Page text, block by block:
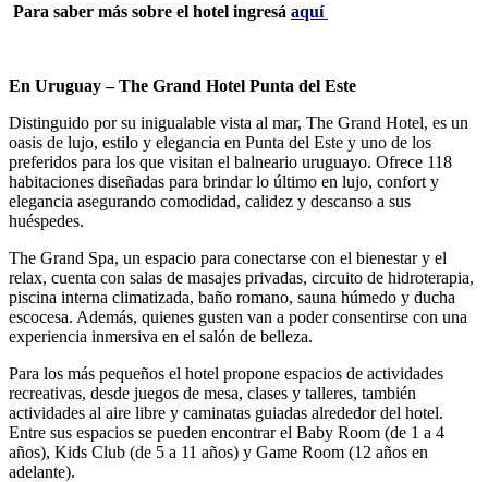
Para saber más sobre el hotel ingresá aquí
En Uruguay – The Grand Hotel Punta del Este
Distinguido por su inigualable vista al mar, The Grand Hotel, es un
oasis de lujo, estilo y elegancia en Punta del Este y uno de los
preferidos para los que visitan el balneario uruguayo. Ofrece 118
habitaciones diseñadas para brindar lo último en lujo, confort y
elegancia asegurando comodidad, calidez y descanso a sus
huéspedes.
The Grand Spa, un espacio para conectarse con el bienestar y el
relax, cuenta con salas de masajes privadas, circuito de hidroterapia,
piscina interna climatizada, baño romano, sauna húmedo y ducha
escocesa. Además, quienes gusten van a poder consentirse con una
experiencia inmersiva en el salón de belleza.
Para los más pequeños el hotel propone espacios de actividades
recreativas, desde juegos de mesa, clases y talleres, también
actividades al aire libre y caminatas guiadas alrededor del hotel.
Entre sus espacios se pueden encontrar el Baby Room (de 1 a 4
años), Kids Club (de 5 a 11 años) y Game Room (12 años en
adelante).